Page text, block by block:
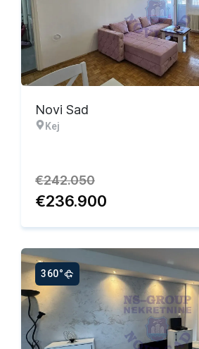
Ekskluzivna ponuda
Novi Sad
Kej
€242.050
€236.900
360°